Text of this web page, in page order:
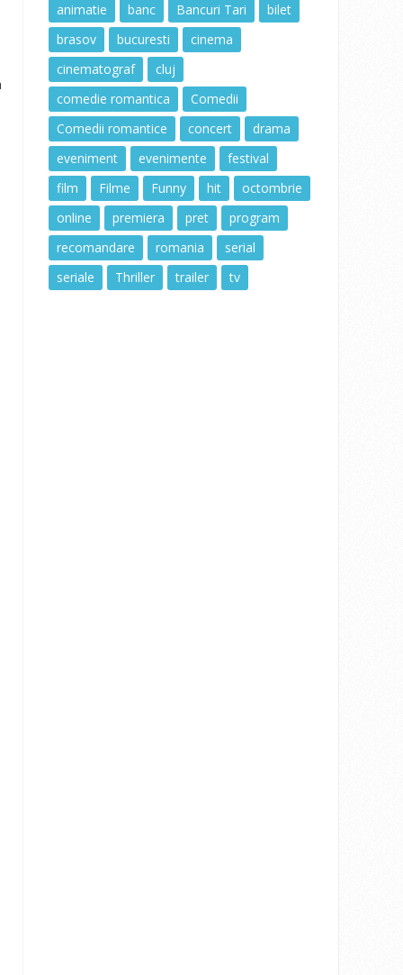
animatie
banc Bancuri Tari
bilet
brasov
bucuresti
cinema
cinematograf
cluj
comedie romantica
Comedii
Comedii romantice
concert
drama
eveniment
evenimente
festival
film
Filme Funny hit
octombrie
online
premiera pret
program
recomandare
romania
serial
seriale
Thriller trailer tv